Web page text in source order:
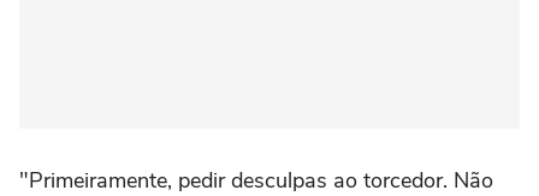
"Primeiramente, pedir desculpas ao torcedor. Não